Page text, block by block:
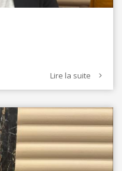
Lire la suite